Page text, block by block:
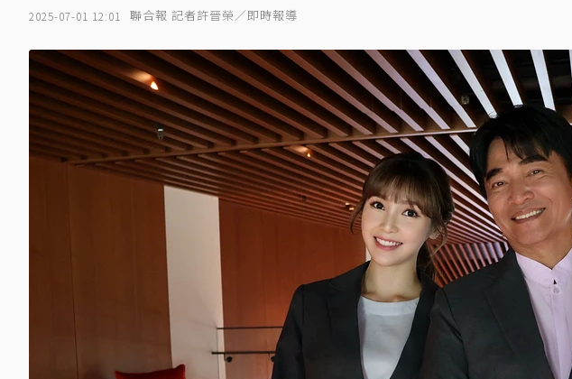
2025-07-01 12:01 聯合報 記者許晉榮／即時報導